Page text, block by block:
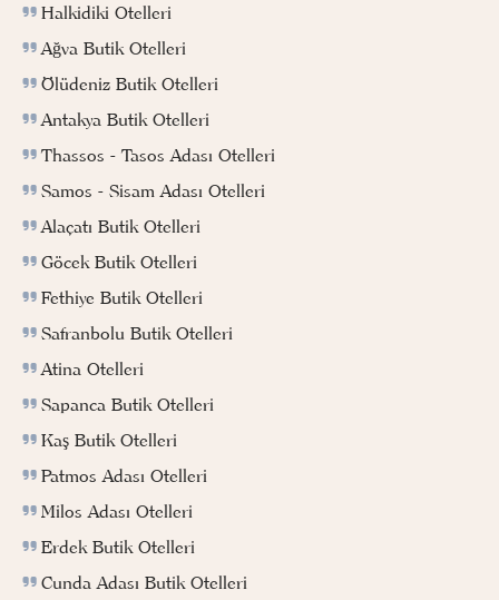
Halkidiki Otelleri
Ağva Butik Otelleri
Ölüdeniz Butik Otelleri
Antakya Butik Otelleri
Thassos - Tasos Adası Otelleri
Samos - Sisam Adası Otelleri
Alaçatı Butik Otelleri
Göcek Butik Otelleri
Fethiye Butik Otelleri
Safranbolu Butik Otelleri
Atina Otelleri
Sapanca Butik Otelleri
Kaş Butik Otelleri
Patmos Adası Otelleri
Milos Adası Otelleri
Erdek Butik Otelleri
Cunda Adası Butik Otelleri